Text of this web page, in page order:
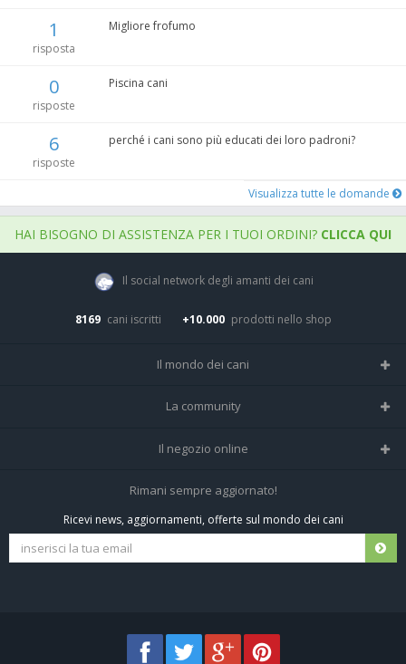
1
risposta
Migliore frofumo
0
risposte
Piscina cani
6
risposte
perché i cani sono più educati dei loro padroni?
Visualizza tutte le domande
HAI BISOGNO DI ASSISTENZA PER I TUOI ORDINI? CLICCA QUI
Il social network degli amanti dei cani
8169 cani iscritti +10.000 prodotti nello shop
Il mondo dei cani
Tutte le razze
La community
Home
Tutti i cani iscritti
Il negozio online
Negozio per cani
Spedizioni e resi
Rimani sempre aggiornato!
Ricevi news, aggiornamenti, offerte sul mondo dei cani